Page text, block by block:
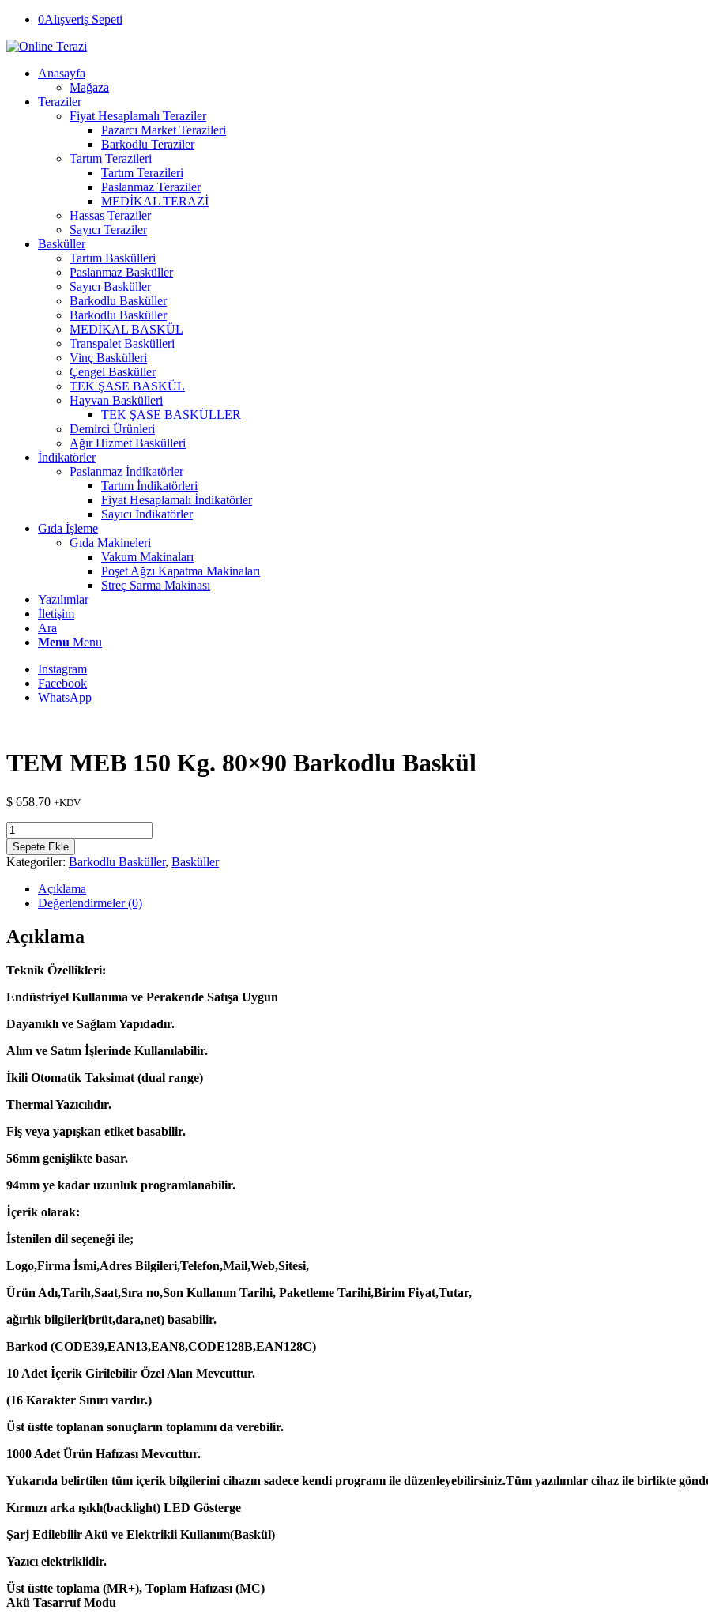
0Alışveriş Sepeti
Anasayfa
Mağaza
Teraziler
Fiyat Hesaplamalı Teraziler
Pazarcı Market Terazileri
Barkodlu Teraziler
Tartım Terazileri
Tartım Terazileri
Paslanmaz Teraziler
MEDİKAL TERAZİ
Hassas Teraziler
Sayıcı Teraziler
Basküller
Tartım Baskülleri
Paslanmaz Basküller
Sayıcı Basküller
Barkodlu Basküller
Barkodlu Basküller
MEDİKAL BASKÜL
Transpalet Baskülleri
Vinç Baskülleri
Çengel Basküller
TEK ŞASE BASKÜL
Hayvan Baskülleri
TEK ŞASE BASKÜLLER
Demirci Ürünleri
Ağır Hizmet Baskülleri
İndikatörler
Paslanmaz İndikatörler
Tartım İndikatörleri
Fiyat Hesaplamalı İndikatörler
Sayıcı İndikatörler
Gıda İşleme
Gıda Makineleri
Vakum Makinaları
Poşet Ağzı Kapatma Makinaları
Streç Sarma Makinası
Yazılımlar
İletişim
Ara
Menu Menu
Instagram
Facebook
WhatsApp
TEM MEB 150 Kg. 80×90 Barkodlu Baskül
$ 658.70 +KDV
TEM
MEB
150
Kg.
80x90
Barkodlu
Baskül
adet
Sepete Ekle
Kategoriler: Barkodlu Basküller, Basküller
Açıklama
Değerlendirmeler (0)
Açıklama
Teknik Özellikleri:
Endüstriyel Kullanıma ve Perakende Satışa Uygun
Dayanıklı ve Sağlam Yapıdadır.
Alım ve Satım İşlerinde Kullanılabilir.
İkili Otomatik Taksimat (dual range)
Thermal Yazıcılıdır.
Fiş veya yapışkan etiket basabilir.
56mm genişlikte basar.
94mm ye kadar uzunluk programlanabilir.
İçerik olarak:
İstenilen dil seçeneği ile;
Logo,Firma İsmi,Adres Bilgileri,Telefon,Mail,Web,Sitesi,
Ürün Adı,Tarih,Saat,Sıra no,Son Kullanım Tarihi, Paketleme Tarihi,Birim Fiyat,Tutar,
ağırlık bilgileri(brüt,dara,net) basabilir.
Barkod (CODE39,EAN13,EAN8,CODE128B,EAN128C)
10 Adet İçerik Girilebilir Özel Alan Mevcuttur.
(16 Karakter Sınırı vardır.)
Üst üstte toplanan sonuçların toplamını da verebilir.
1000 Adet Ürün Hafızası Mevcuttur.
Yukarıda belirtilen tüm içerik bilgilerini cihazın sadece kendi programı ile düzenleyebilirsiniz.Tüm yazılımlar cihaz ile birlikte
Kırmızı arka ışıklı(backlight) LED Gösterge
Şarj Edilebilir Akü ve Elektrikli Kullanım(Baskül)
Yazıcı elektriklidir.
Üst üstte toplama (MR+), Toplam Hafızası (MC)
Akü Tasarruf Modu